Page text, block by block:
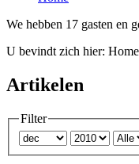
We hebben 17 gasten en
U bevindt zich hier: Home
Artikelen
Filter